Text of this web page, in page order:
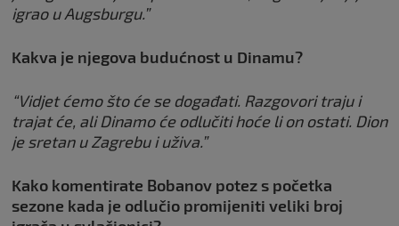
igrao u Augsburgu.”
Kakva je njegova budućnost u Dinamu?
“Vidjet ćemo što će se događati. Razgovori traju i
trajat će, ali Dinamo će odlučiti hoće li on ostati. Dion
je sretan u Zagrebu i uživa.”
Kako komentirate Bobanov potez s početka
sezone kada je odlučio promijeniti veliki broj